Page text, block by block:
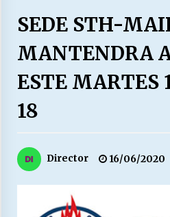
LA DC POR
28/07/2026
“ORGULLOSOS DE
LABORAL:
Escuela
SEDE STH-
MANTENDRA
ESTE MARTES
18
Director 16/06/2020